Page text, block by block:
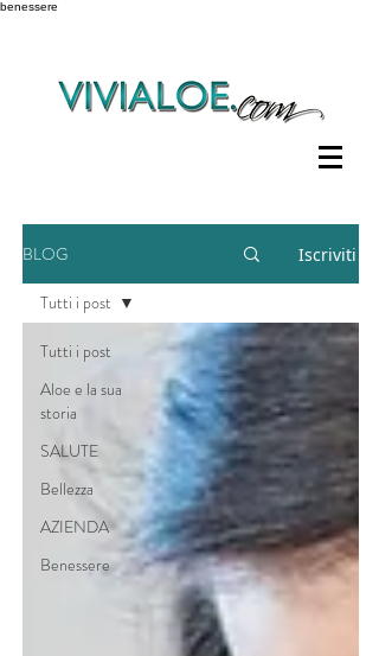
benessere
BLOG Iscriviti
Tutti i post
Aloe e la sua
storia
SALUTE
Bellezza
AZIENDA
Benessere
Tutti i post